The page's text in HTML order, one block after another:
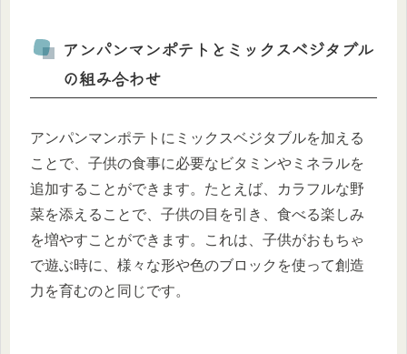
アンパンマンポテトとミックスベジタブル
の組み合わせ
アンパンマンポテトにミックスベジタブルを加える
ことで、子供の食事に必要なビタミンやミネラルを
追加することができます。たとえば、カラフルな野
菜を添えることで、子供の目を引き、食べる楽しみ
を増やすことができます。これは、子供がおもちゃ
で遊ぶ時に、様々な形や色のブロックを使って創造
力を育むのと同じです。